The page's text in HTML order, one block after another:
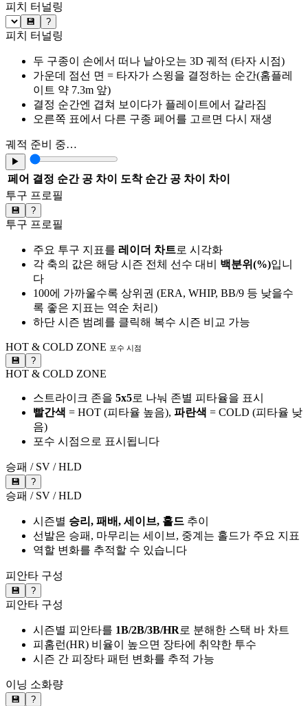
피치 터널링
💾 ?
피치 터널링
두 구종이 손에서 떠나 날아오는 3D 궤적 (타자 시점)
가운데 점선 면 = 타자가 스윙을 결정하는 순간(홈플레
이트 약 7.3m 앞)
결정 순간엔 겹쳐 보이다가 플레이트에서 갈라짐
오른쪽 표에서 다른 구종 페어를 고르면 다시 재생
궤적 준비 중…
▶
페어 결정 순간 공 차이 도착 순간 공 차이
차이
투구 프로필
💾 ?
투구 프로필
주요 투구 지표를 레이더 차트로 시각화
각 축의 값은 해당 시즌 전체 선수 대비 백분위(%)입니
다
100에 가까울수록 상위권 (ERA, WHIP, BB/9 등 낮을수
록 좋은 지표는 역순 처리)
하단 시즌 범례를 클릭해 복수 시즌 비교 가능
HOT & COLD ZONE 포수 시점
💾 ?
HOT & COLD ZONE
스트라이크 존을 5x5로 나눠 존별 피타율을 표시
빨간색 = HOT (피타율 높음), 파란색 = COLD (피타율 낮
음)
포수 시점으로 표시됩니다
승패 / SV / HLD
💾 ?
승패 / SV / HLD
시즌별 승리, 패배, 세이브, 홀드 추이
선발은 승패, 마무리는 세이브, 중계는 홀드가 주요 지표
역할 변화를 추적할 수 있습니다
피안타 구성
💾 ?
피안타 구성
시즌별 피안타를 1B/2B/3B/HR로 분해한 스택 바 차트
피홈런(HR) 비율이 높으면 장타에 취약한 투수
시즌 간 피장타 패턴 변화를 추적 가능
이닝 소화량
💾 ?